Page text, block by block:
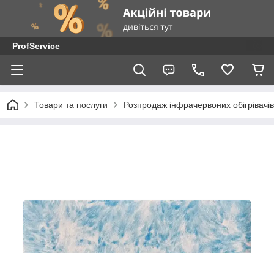
ProfService
Товари та послуги Розпродаж інфрачервоних обігрівачів